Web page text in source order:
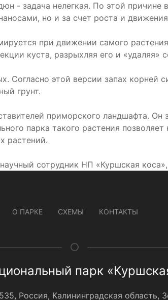
- задача нелегкая. По этой причине
но и за счет роста и
при движении самого
куста, разрыхляя его и «удаляя»
Согласно этой версии запах корней
грунт.
приморского ландшафта. Он
парка такого растения
растений.
сотрудник НП «Куршская
О ПАРКЕ СХЕМЫ КОНТАКТЫ
парк
Россия, Калининградская область,